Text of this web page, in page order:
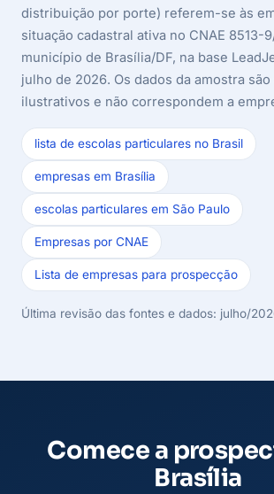
distribuição por porte) referem-se às
situação cadastral ativa no CNAE 8513-
município de Brasília/DF, na base
julho de 2026. Os dados da amostra
ilustrativos e não correspondem a
lista de escolas particulares no Brasil
empresas em Brasília
escolas particulares em São Paulo
Empresas por CNAE
Lista de empresas para prospecção
Última revisão das fontes e dados: julho/
Comece a
Brasília